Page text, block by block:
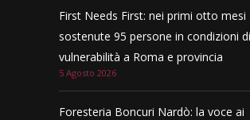
First Needs First: nei primi otto mesi
sostenute 95 persone in condizioni di
vulnerabilità a Roma e provincia
5 Agosto 2026
Foresteria Boncuri Nardò: la voce ai